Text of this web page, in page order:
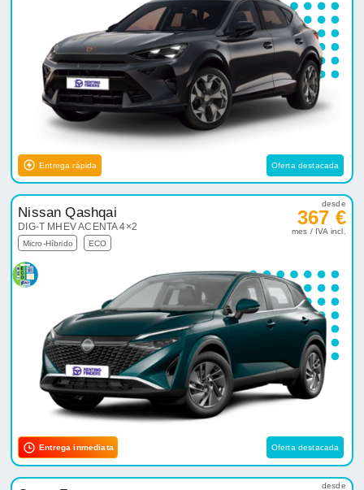
Entrega rápida Oferta destacada
Nissan Qashqai
DIG-T MHEV ACENTA 4×2
Micro-Híbrido ECO
desde
367 €
mes / IVA incl.
Entrega inmediata Oferta destacada
desde